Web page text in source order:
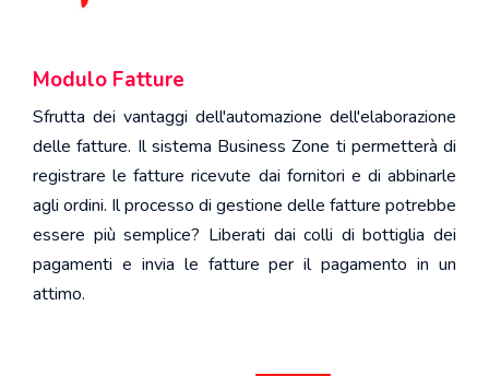
Modulo Fatture
Sfrutta dei vantaggi dell'automazione dell'elaborazione
delle fatture. Il sistema Business Zone ti permetterà di
registrare le fatture ricevute dai fornitori e di abbinarle
agli ordini. Il processo di gestione delle fatture potrebbe
essere più semplice? Liberati dai colli di bottiglia dei
pagamenti e invia le fatture per il pagamento in un
attimo.